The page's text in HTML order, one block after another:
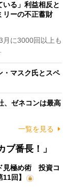
いる」利益相反と
リーの不正蓄財
に3000回以上も
・マスク氏とスペ
、ゼネコンは最高
一覧を見る
番長！」
見極め術 投資コ
回】